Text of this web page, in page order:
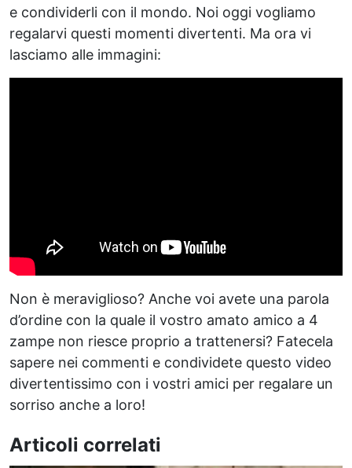
e condividerli con il mondo. Noi oggi vogliamo
regalarvi questi momenti divertenti. Ma ora vi
lasciamo alle immagini:
Non è meraviglioso? Anche voi avete una parola
d’ordine con la quale il vostro amato amico a 4
zampe non riesce proprio a trattenersi? Fatecela
sapere nei commenti e condividete questo video
divertentissimo con i vostri amici per regalare un
sorriso anche a loro!
Articoli correlati